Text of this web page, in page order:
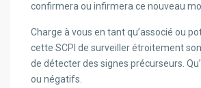
confirmera ou infirmera ce nouveau
Charge à vous en tant qu’associé ou
cette SCPI de surveiller étroitement son
de détecter des signes précurseurs.
ou négatifs.